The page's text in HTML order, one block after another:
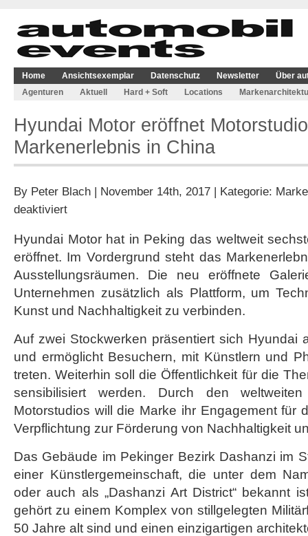
Home Ansichtsexemplar Datenschutz Newsletter
Über
Agenturen
Aktuell Hard + Soft Locations
Hyundai Motor eröffnet
Markenerlebnis in China
By Peter Blach | November 14th, 2017 | Kategorie:
deaktiviertfür
eröffnet
Motorstudio
Markenerlebnis
in
China
Hyundai Motor hat in Peking das weltweit
eröffnet. Im Vordergrund steht das
Ausstellungsräumen. Die neu eröffnete
Unternehmen zusätzlich als Plattform, um
Kunst und Nachhaltigkeit zu verbinden.
Auf zwei Stockwerken präsentiert sich Hyundai
und ermöglicht Besuchern, mit Künstlern und
treten. Weiterhin soll die Öffentlichkeit für die
sensibilisiert werden. Durch den
Motorstudios will die Marke ihr Engagement für
Verpflichtung zur Förderung von Nachhaltigkeit
Das Gebäude im Pekinger Bezirk Dashanzi im
einer Künstlergemeinschaft, die unter dem
oder auch als „Dashanzi Art District“ bekannt
gehört zu einem Komplex von stillgelegten
50 Jahre alt sind und einen einzigartigen